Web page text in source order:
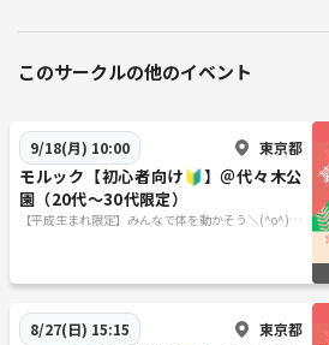
このサークルの他のイベント
9/18(月) 10:00 東京都
モルック【初心者向け🔰】＠代々木公
園（20代～30代限定）
【平成生まれ限定】みんなで体を動かそう＼(^o^)／
8/27(日) 15:15 東京都